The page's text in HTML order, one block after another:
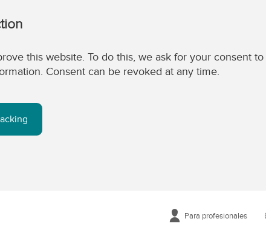
this website. To do this, we ask for your consent
Consent can be revoked at any time.
Para profesionales